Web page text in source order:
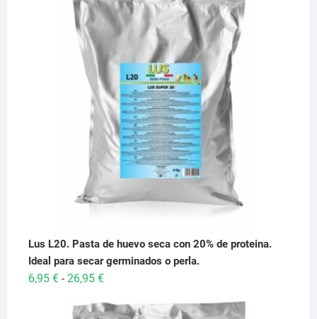
Lus L20. Pasta de huevo seca con 20% de proteina.
Ideal para secar germinados o perla.
6,95 € - 26,95 €Rango
precios: